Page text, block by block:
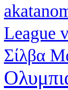
League
Σίλβα